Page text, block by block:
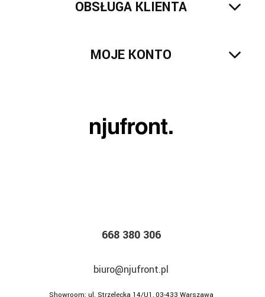
OBSŁUGA KLIENTA
MOJE KONTO
668 380 306
biuro@njufront.pl